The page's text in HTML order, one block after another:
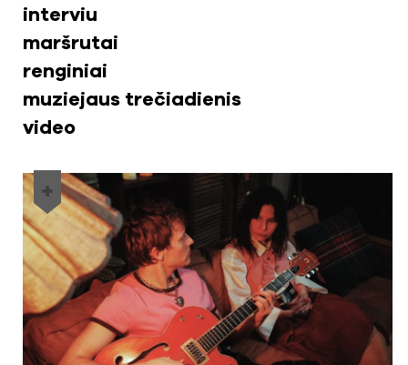
interviu
maršrutai
renginiai
muziejaus trečiadienis
video